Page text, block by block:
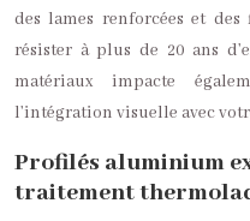
des lames renforcées et
résister à plus de 20 ans
matériaux impacte
l’intégration visuelle avec
Profilés aluminium
traitement